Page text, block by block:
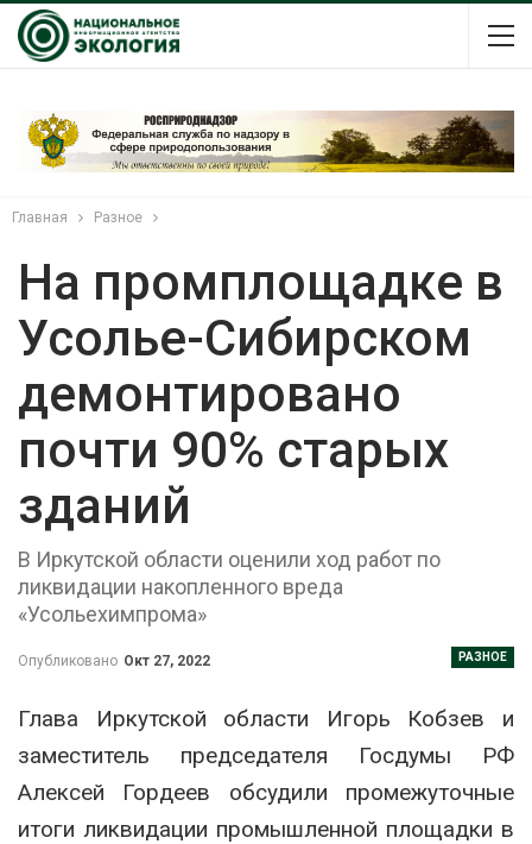
Главная Разное
На промплощадке в
Усолье-Сибирском
демонтировано
почти 90% старых
зданий
В Иркутской области оценили ход работ по
ликвидации накопленного вреда
«Усольехимпрома»
РАЗНОЕ
Опубликовано Окт 27, 2022
Глава Иркутской области Игорь Кобзев и
заместитель председателя Госдумы РФ
Алексей Гордеев обсудили промежуточные
итоги ликвидации промышленной площадки в